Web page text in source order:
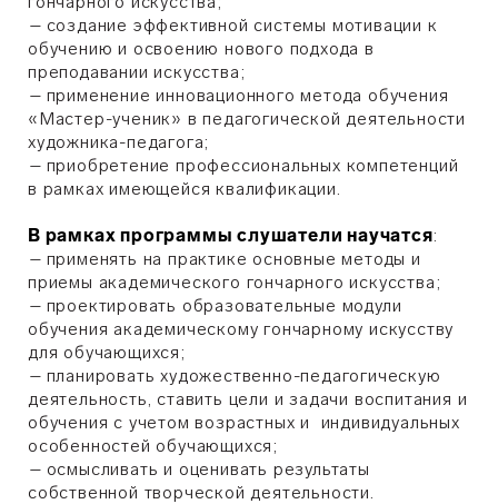
–создание эффективной системы мотивации к
обучению и освоению нового подхода в
преподавании искусства;
–применение инновационного метода обучения
«Мастер-ученик» в педагогической деятельности
художника-педагога;
–приобретение профессиональных компетенций
в рамках имеющейся квалификации.
В рамках программы слушатели научатся:
–применять на практике основные методы и
приемы академического гончарного искусства;
–проектировать образовательные модули
обучения академическому гончарному искусству
для обучающихся;
–планировать художественно-педагогическую
деятельность, ставить цели и задачи воспитания и
обучения с учетом возрастных и индивидуальных
особенностей обучающихся;
–осмысливать и оценивать результаты
собственной творческой деятельности.